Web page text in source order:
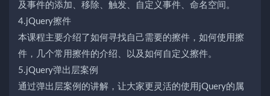
及事件的添加、移除、触发、自定义事件、命名空间。
4.jQuery擦件
本课程主要介绍了如何寻找自己需要的擦件，如何使用擦
件，几个常用擦件的介绍、以及如何自定义擦件。
5.jQuery弹出层案例
通过弹出层案例的讲解，让大家更灵活的使用jQuery的属